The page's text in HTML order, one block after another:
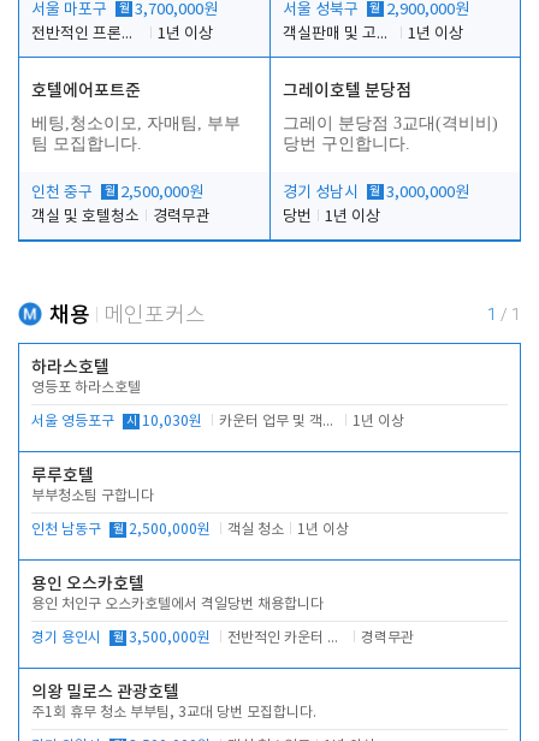
서울 마포구 월 3,700,000원
전반적인 프론트 당번업무
1년 이상
서울 성북구 월 2,900,000원
객실판매 및 고객응대
1년 이상
호텔에어포트준
베팅,청소이모, 자매팀, 부부
팀 모집합니다.
인천 중구 월 2,500,000원
객실 및 호텔청소
경력무관
그레이호텔 분당점
그레이 분당점 3교대(격비비)
당번 구인합니다.
경기 성남시 월 3,000,000원
당번
1년 이상
채용 메인포커스 1 / 1
하라스호텔
영등포 하라스호텔
서울 영등포구 시 10,030원 카운터 업무 및 객실관리(청소상태 확인, 객실판매) 1년 이상
루루호텔
부부청소팀 구합니다
인천 남동구 월 2,500,000원 객실 청소 1년 이상
용인 오스카호텔
용인 처인구 오스카호텔에서 격일당번 채용합니다
경기 용인시 월 3,500,000원 전반적인 카운터 업무 경력무관
의왕 밀로스 관광호텔
주1회 휴무 청소 부부팀, 3교대 당번 모집합니다.